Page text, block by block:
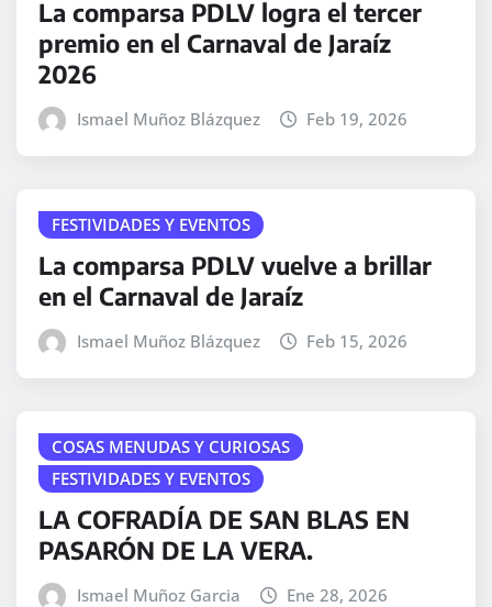
La comparsa PDLV logra el tercer
premio en el Carnaval de Jaraíz
2026
Ismael Muñoz Blázquez Feb 19, 2026
FESTIVIDADES Y EVENTOS
La comparsa PDLV vuelve a brillar
en el Carnaval de Jaraíz
Ismael Muñoz Blázquez Feb 15, 2026
COSAS MENUDAS Y CURIOSAS
FESTIVIDADES Y EVENTOS
LA COFRADÍA DE SAN BLAS EN
PASARÓN DE LA VERA.
Ismael Muñoz Garcia Ene 28, 2026